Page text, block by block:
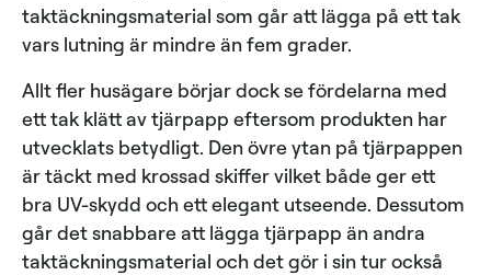
taktäckningsmaterial som går att lägga på ett tak
vars lutning är mindre än fem grader.
Allt fler husägare börjar dock se fördelarna med
ett tak klätt av tjärpapp eftersom produkten har
utvecklats betydligt. Den övre ytan på tjärpappen
är täckt med krossad skiffer vilket både ger ett
bra UV-skydd och ett elegant utseende. Dessutom
går det snabbare att lägga tjärpapp än andra
taktäckningsmaterial och det gör i sin tur också